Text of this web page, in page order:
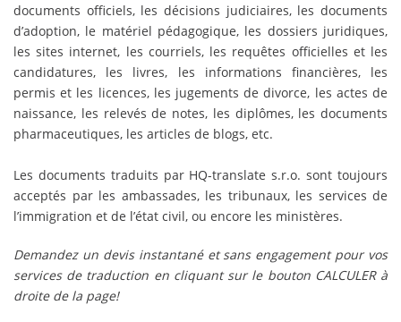
documents officiels, les décisions judiciaires, les documents
d’adoption, le matériel pédagogique, les dossiers juridiques,
les sites internet, les courriels, les requêtes officielles et les
candidatures, les livres, les informations financières, les
permis et les licences, les jugements de divorce, les actes de
naissance, les relevés de notes, les diplômes, les documents
pharmaceutiques, les articles de blogs, etc.
Les documents traduits par HQ-translate s.r.o. sont toujours
acceptés par les ambassades, les tribunaux, les services de
l’immigration et de l’état civil, ou encore les ministères.
Demandez un devis instantané et sans engagement pour vos
services de traduction en cliquant sur le bouton CALCULER à
droite de la page!